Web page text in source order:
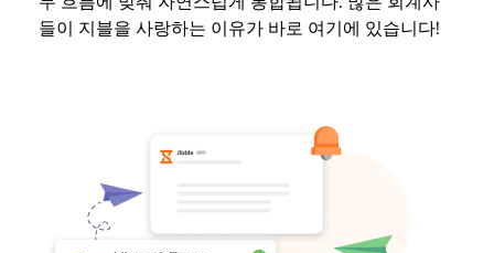
들이 지블을 사랑하는 이유가 바로 여기에 있습니다!